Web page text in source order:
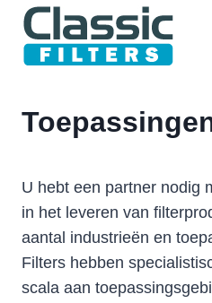
Doorgaan
naar
U hebt een partner nodig
in het leveren van
aantal industrieën en
Filters hebben
scala aan